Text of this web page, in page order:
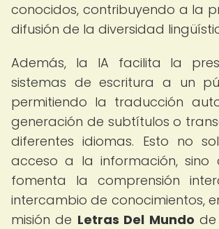
conocidos, contribuyendo a la
difusión de la diversidad
Además, la IA facilita la
sistemas de escritura a un
permitiendo la traducción
generación de subtítulos o
diferentes idiomas. Esto no
acceso a la información, sino
fomenta la comprensión
intercambio de conocimientos,
misión de Letras Del Mundo